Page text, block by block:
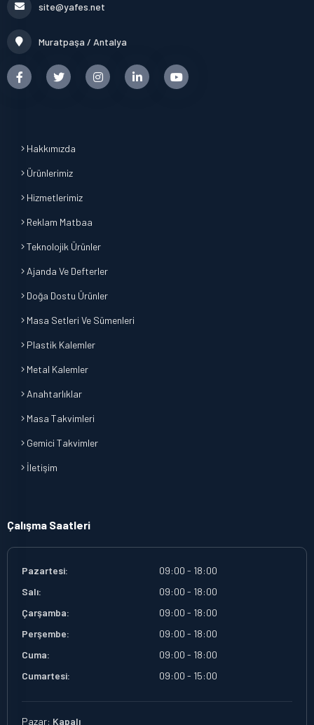
site@yafes.net
Muratpaşa / Antalya
Hakkımızda
Ürünlerimiz
Hizmetlerimiz
Reklam Matbaa
Teknolojik Ürünler
Ajanda Ve Defterler
Doğa Dostu Ürünler
Masa Setleri Ve Sümenleri
Plastik Kalemler
Metal Kalemler
Anahtarlıklar
Masa Takvimleri
Gemici Takvimler
İletişim
Çalışma Saatleri
Pazartesi:
09:00 - 18:00
Salı:
09:00 - 18:00
Çarşamba:
09:00 - 18:00
Perşembe:
09:00 - 18:00
Cuma:
09:00 - 18:00
Cumartesi:
09:00 - 15:00
Pazar: Kapalı